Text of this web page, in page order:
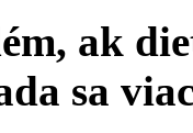
ak
sa